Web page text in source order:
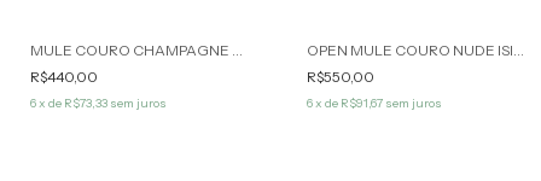
R$440,00
6x de R$73,33 sem juros
R$550,00
6x de R$91,67 sem juros